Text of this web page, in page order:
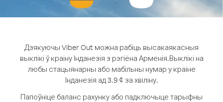
Дзякуючы Viber Out можна рабіць высакаякасныя
выклікі ў краіну Інданезія з рэгіёна Арменія.Выклікі на
любы стацыянарны або мабільны нумар у краіне
Інданезія ад 3.9 ¢ за хвіліну.
Папоўніце баланс рахунку або падключыце тарыфны